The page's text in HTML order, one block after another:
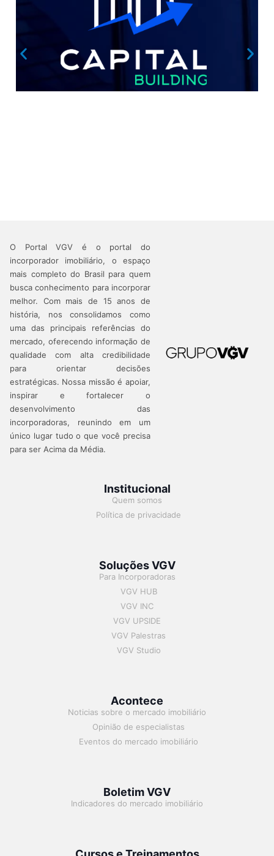
O Portal VGV é o portal do
incorporador imobiliário, o espaço
mais completo do Brasil para quem
busca conhecimento para incorporar
melhor. Com mais de 15 anos de
história, nos consolidamos como
uma das principais referências do
mercado, oferecendo informação de
qualidade com alta credibilidade
para orientar decisões
estratégicas. Nossa missão é apoiar,
inspirar e fortalecer o
desenvolvimento das
incorporadoras, reunindo em um
único lugar tudo o que você precisa
para ser Acima da Média.
Institucional
Quem somos
Política de privacidade
Soluções VGV
Para Incorporadoras
VGV HUB
VGV INC
VGV UPSIDE
VGV Palestras
VGV Studio
Acontece
Noticias sobre o mercado imobiliário
Opinião de especialistas
Eventos do mercado imobiliário
Boletim VGV
Indicadores do mercado imobiliário